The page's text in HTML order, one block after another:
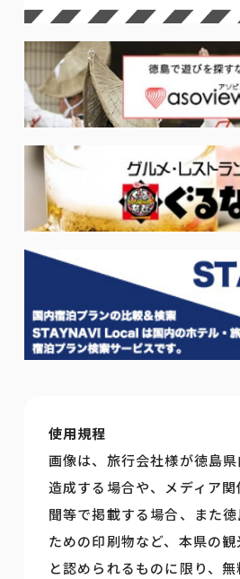
使用規程
画像は、旅行会社様が徳島
造成する場合や、メディア
聞等で掲載する場合、また
ための印刷物など、本県の
と認められるものに限り、